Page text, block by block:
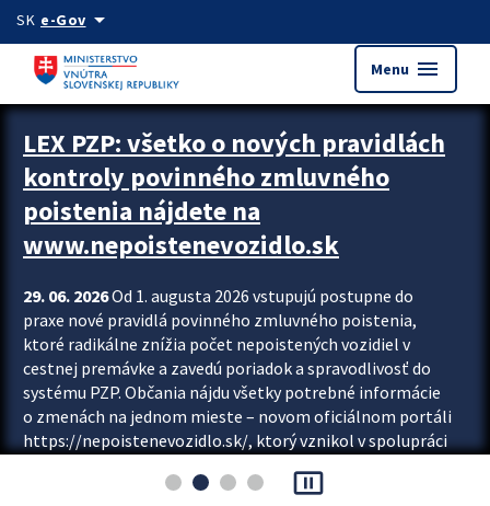
Preskocit na hlavný obsah
SK e-Govarrow_drop_down
Menu menu
Zastavit automatický posun upútavok
LEX PZP: všetko o nových pravidlách
kontroly povinného zmluvného
poistenia nájdete na
www.nepoistenevozidlo.sk
29. 06. 2026Od 1. augusta 2026 vstupujú postupne do
praxe nové pravidlá povinného zmluvného poistenia,
ktoré radikálne znížia počet nepoistených vozidiel v
cestnej premávke a zavedú poriadok a spravodlivosť do
systému PZP. Občania nájdu všetky potrebné informácie
o zmenách na jednom mieste – novom oficiálnom portáli
https://nepoistenevozidlo.sk/, ktorý vznikol v spolupráci
asociácie poisťovní (SLASPO) a Ministerstva vnútra SR.
pause_presentation